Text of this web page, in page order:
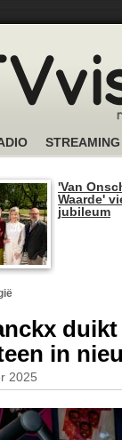
STREAMING
'Van
Waarde'
jubileum
in
2025